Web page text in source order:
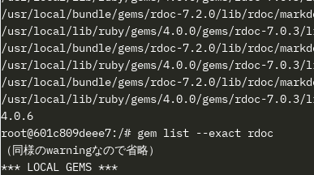
/usr/local/bundle/gems/rdoc-7.2.0/lib/rdoc/
/usr/local/lib/ruby/gems/4.0.0/gems/rdoc-7.0.3/
/usr/local/bundle/gems/rdoc-7.2.0/lib/rdoc/
/usr/local/lib/ruby/gems/4.0.0/gems/rdoc-7.0.3/
/usr/local/bundle/gems/rdoc-7.2.0/lib/rdoc/
/usr/local/lib/ruby/gems/4.0.0/gems/rdoc-7.0.3/
4.0.6
root@601c809deee7:/# gem list --exact rdoc
（同様のwarningなので省略）
*** LOCAL GEMS ***